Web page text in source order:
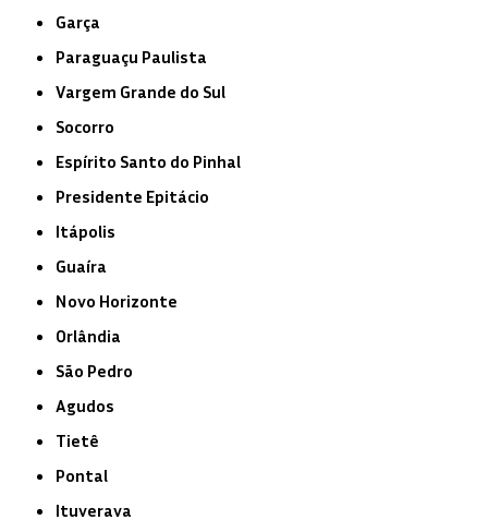
Garça
Paraguaçu Paulista
Vargem Grande do Sul
Socorro
Espírito Santo do Pinhal
Presidente Epitácio
Itápolis
Guaíra
Novo Horizonte
Orlândia
São Pedro
Agudos
Tietê
Pontal
Ituverava